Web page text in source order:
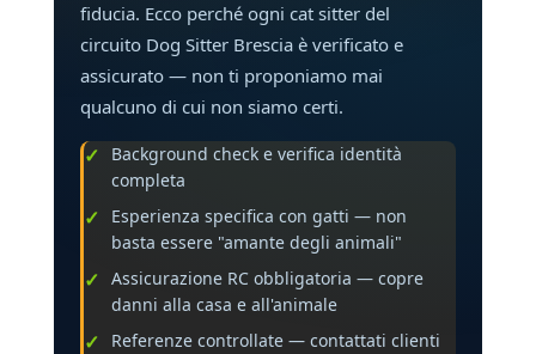
fiducia. Ecco perché ogni cat sitter del
circuito Dog Sitter Brescia è verificato e
assicurato — non ti proponiamo mai
qualcuno di cui non siamo certi.
Background check e verifica identità
completa
Esperienza specifica con gatti — non
basta essere "amante degli animali"
Assicurazione RC obbligatoria — copre
danni alla casa e all'animale
Referenze controllate — contattati clienti